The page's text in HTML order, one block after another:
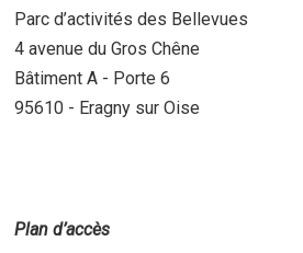
NOUS JOINDRE
Parc d’activités des Bellevues
4 avenue du Gros Chêne
Bâtiment A - Porte 6
95610 - Eragny sur Oise
Plan d’accès